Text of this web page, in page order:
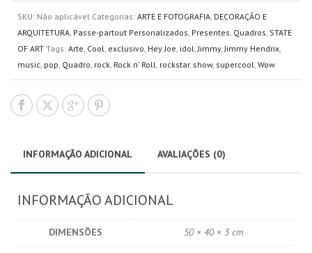
SKU: Não aplicável Categorias: ARTE E FOTOGRAFIA, DECORAÇÃO E
ARQUITETURA, Passe-partout Personalizados, Presentes, Quadros, STATE
OF ART Tags: Arte, Cool, exclusivo, Hey Joe, idol,Jimmy,Jimmy Hendrix,
music, pop, Quadro, rock, Rock n' Roll, rockstar, show, supercool, Wow
INFORMAÇÃO ADICIONAL AVALIAÇÕES (0)
INFORMAÇÃO ADICIONAL
DIMENSÕES 50 × 40 × 3 cm